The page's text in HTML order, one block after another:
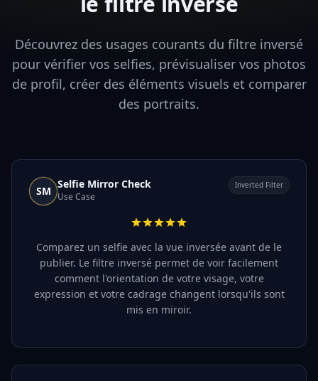
Découvrez des usages courants du filtre inversé
pour vérifier vos selfies, prévisualiser vos photos
de profil, créer des éléments visuels et comparer
des portraits.
SM
Selfie Mirror Check
Use Case
Inverted Filter
Comparez un selfie avec la vue inversée avant de le
publier. Le filtre inversé permet de voir facilement
comment l'orientation de votre visage, votre
expression et votre cadrage changent lorsqu'ils sont
mis en miroir.